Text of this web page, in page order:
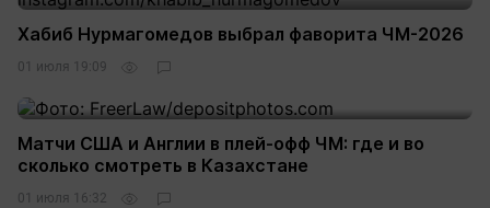
Хабиб Нурмагомедов выбрал фаворита ЧМ-2026
01 июля 19:09
Матчи США и Англии в плей-офф ЧМ: где и во
сколько смотреть в Казахстане
01 июля 16:32